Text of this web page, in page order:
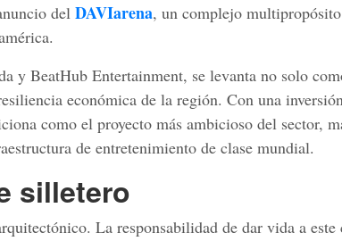
del DAVIarena, un complejo
y BeatHub Entertainment, se levanta no solo
económica de la región. Con una
como el proyecto más ambicioso del sector,
de entretenimiento de clase mundial.
silletero
La responsabilidad de dar vida a este